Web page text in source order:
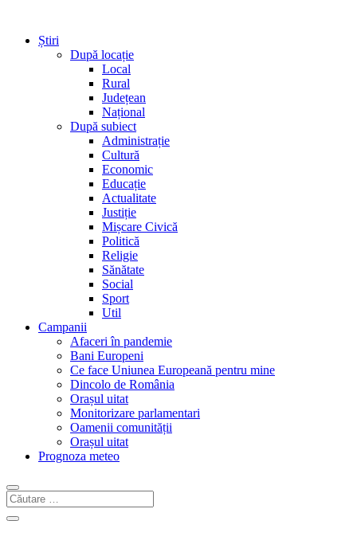
Știri
După locație
Local
Rural
Județean
Național
După subiect
Administrație
Cultură
Economic
Educație
Actualitate
Justiție
Mișcare Civică
Politică
Religie
Sănătate
Social
Sport
Util
Campanii
Afaceri în pandemie
Bani Europeni
Ce face Uniunea Europeană pentru mine
Dincolo de România
Orașul uitat
Monitorizare parlamentari
Oamenii comunității
Orașul uitat
Prognoza meteo